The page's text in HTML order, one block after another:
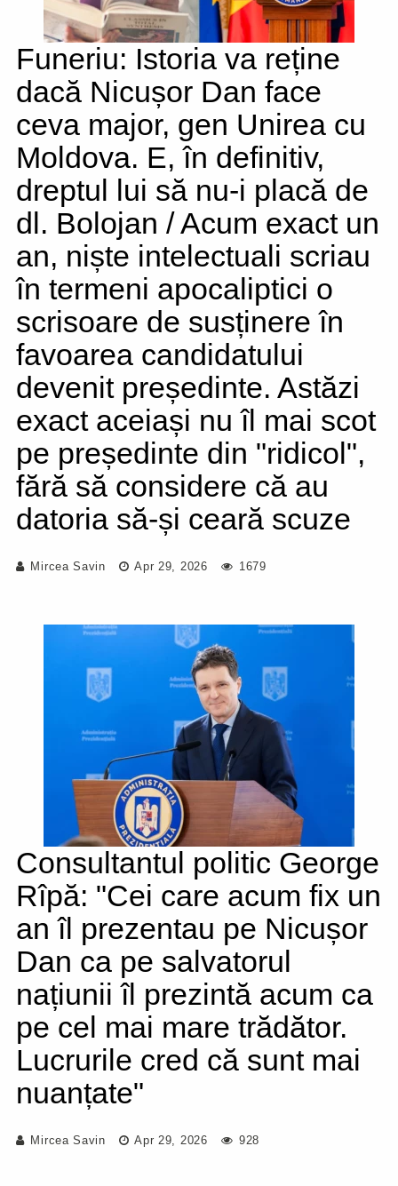
Funeriu: Istoria va reține
dacă Nicușor Dan face
ceva major, gen Unirea cu
Moldova. E, în definitiv,
dreptul lui să nu-i placă de
dl. Bolojan / Acum exact un
an, niște intelectuali scriau
în termeni apocaliptici o
scrisoare de susținere în
favoarea candidatului
devenit președinte. Astăzi
exact aceiași nu îl mai scot
pe președinte din "ridicol",
fără să considere că au
datoria să-și ceară scuze
Mircea Savin Apr 29, 2026 1679
Consultantul politic George
Rîpă: "Cei care acum fix un
an îl prezentau pe Nicușor
Dan ca pe salvatorul
națiunii îl prezintă acum ca
pe cel mai mare trădător.
Lucrurile cred că sunt mai
nuanțate"
Mircea Savin Apr 29, 2026 928